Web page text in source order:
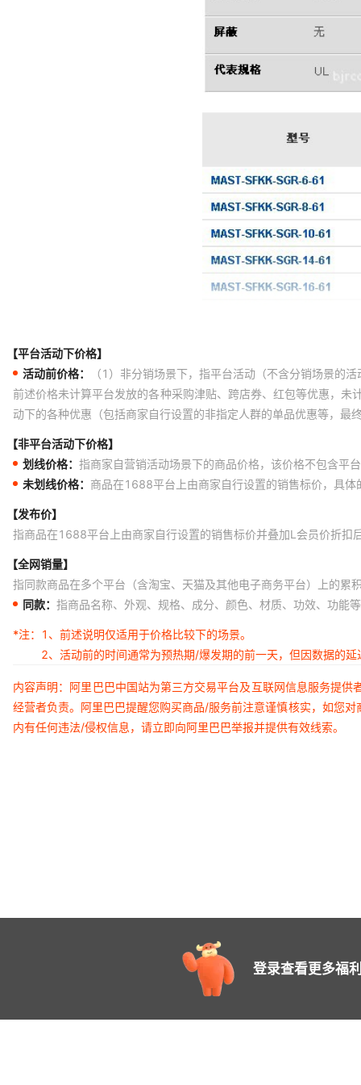
【平台活动下价格】
活动前价格：
（1）非分销场景下，指平台活动（不含分销场景的
前述价格未计算平台发放的各种采购津贴、跨店券、红包等优惠，
动下的各种优惠（包括商家自行设置的非指定人群的单品优惠等，
【非平台活动下价格】
划线价格： 指商家自营销活动场景下的商品价格，该价格不包含平
未划线价格： 商品在1688平台上由商家自行设置的销售标价，具
【发布价】
指商品在1688平台上由商家自行设置的销售标价并叠加L会员价折扣
【全网销量】
指同款商品在多个平台（含淘宝、天猫及其他电子商务平台）上的累
同款： 指商品名称、外观、规格、成分、颜色、材质、功效、功能
*注：
1、前述说明仅适用于价格比较下的场景。
2、活动前的时间通常为预热期/爆发期的前一天，但因数据的
内容声明：阿里巴巴中国站为第三方交易平台及互联网信息服务提
经营者负责。阿里巴巴提醒您购买商品/服务前注意谨慎核实，如您
内有任何违法/侵权信息，请立即向阿里巴巴举报并提供有效线索。
登录查看更多福